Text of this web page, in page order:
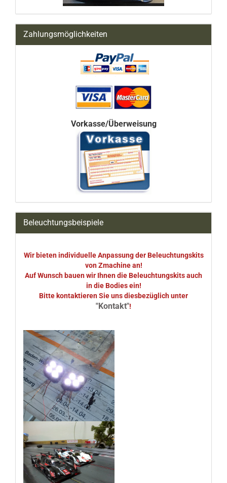
Zahlungsmöglichkeiten
Vorkasse/Überweisung
Beleuchtungsbeispiele
Wir bieten individuelle Anpassung der Beleuchtungskits
von Zmachine an!
Auf Wunsch bauen wir Ihnen die Beleuchtungskits auch
in die Bodies ein!
Bitte kontaktieren Sie uns diesbezüglich unter
"Kontakt"!